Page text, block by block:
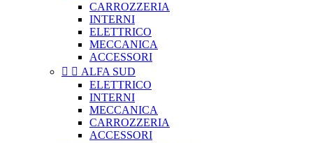
CARROZZERIA
INTERNI
ELETTRICO
MECCANICA
ACCESSORI
  ALFA SUD
ELETTRICO
INTERNI
MECCANICA
CARROZZERIA
ACCESSORI